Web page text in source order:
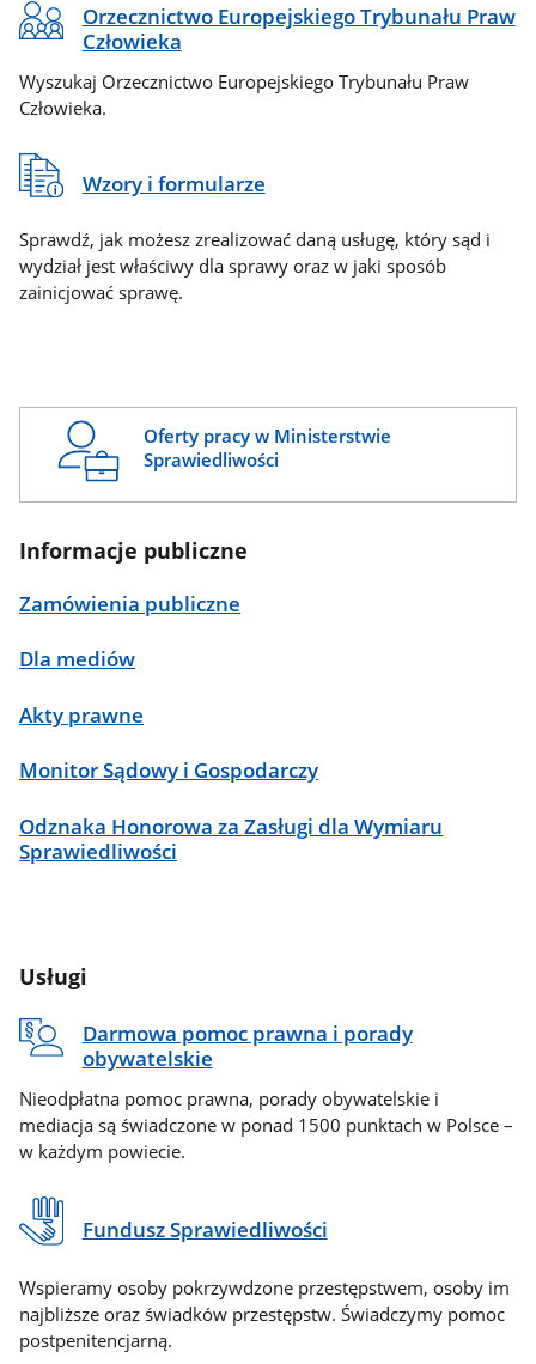
Orzecznictwo Europejskiego Trybunału Praw
Człowieka
Wyszukaj Orzecznictwo Europejskiego Trybunału Praw
Człowieka.
Wzory i formularze
Sprawdź, jak możesz zrealizować daną usługę, który sąd i
wydział jest właściwy dla sprawy oraz w jaki sposób
zainicjować sprawę.
Oferty pracy w Ministerstwie
Sprawiedliwości
Informacje publiczne
Zamówienia publiczne
Dla mediów
Akty prawne
Monitor Sądowy i Gospodarczy
Odznaka Honorowa za Zasługi dla Wymiaru
Sprawiedliwości
Usługi
Darmowa pomoc prawna i porady
obywatelskie
Nieodpłatna pomoc prawna, porady obywatelskie i
mediacja są świadczone w ponad 1500 punktach w Polsce –
w każdym powiecie.
Fundusz Sprawiedliwości
Wspieramy osoby pokrzywdzone przestępstwem, osoby im
najbliższe oraz świadków przestępstw. Świadczymy pomoc
postpenitencjarną.